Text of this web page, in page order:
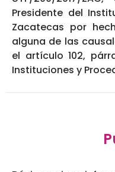
Presidente del
Zacatecas por
alguna de las
el artículo 102,
Instituciones y